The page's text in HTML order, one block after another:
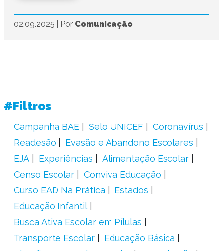
02.09.2025 Por Comunicação
#Filtros
Campanha BAE Selo UNICEF
Coronavírus
Readesão
Evasão e Abandono Escolares
EJA
Experiências
Alimentação Escolar
Censo Escolar
Conviva Educação
Curso EAD Na Prática
Estados
Educação Infantil
Busca Ativa Escolar em Pílulas
Transporte Escolar
Educação Básica